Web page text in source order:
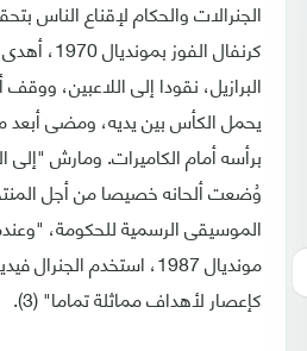
الجنرالات والحكام لإقناع الناس
كرنفال
البرازيل، نقودا إلى اللاعبين،
يحمل الكأس بين يديه، ومضى
برأسه أمام الكاميرات. ومارش "إلى
وُضعت ألحانه خصيصا من أجل
الموسيقى الرسمية للحكومة،
مونديال 1987، استخدم
كإعصار لأهداف مماثلة تماما" (3).